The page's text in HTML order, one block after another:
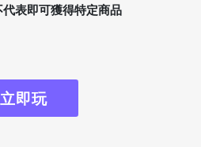
表即可獲得特定商品
立即玩